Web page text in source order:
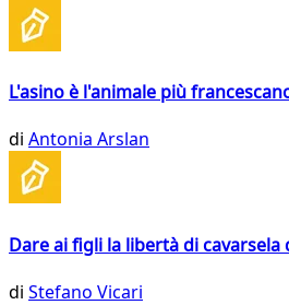
L'asino è l'animale più
di Antonia Arslan
Dare ai figli la libertà di cavarsela
di Stefano Vicari